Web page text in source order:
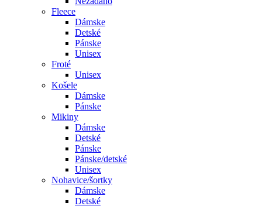
Fleece
Dámske
Detské
Pánske
Unisex
Froté
Unisex
Košele
Dámske
Pánske
Mikiny
Dámske
Detské
Pánske
Pánske/detské
Unisex
Nohavice/šortky
Dámske
Detské